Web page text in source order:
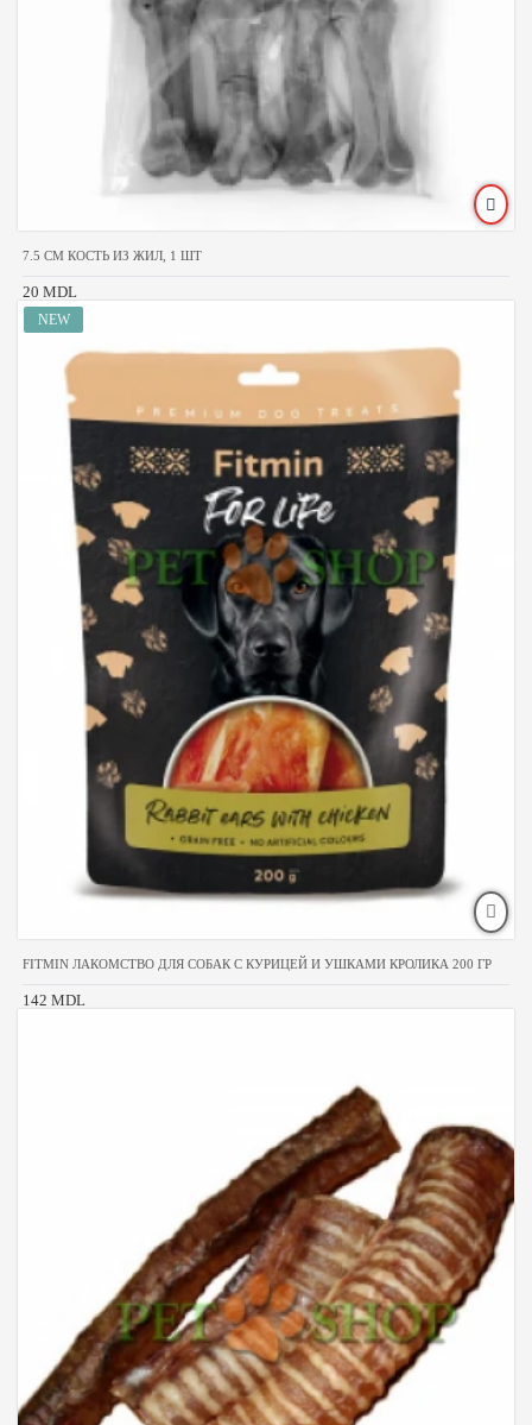
7.5 CM КОСТЬ ИЗ ЖИЛ, 1 ШТ
20 MDL
FITMIN ЛАКОМСТВО ДЛЯ СОБАК С КУРИЦЕЙ И УШКАМИ КРОЛИКА 200 ГР
142 MDL